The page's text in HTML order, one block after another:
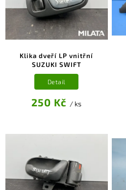
Klika dveří LP vnitřní
SUZUKI SWIFT
250 Kč / ks
Detail